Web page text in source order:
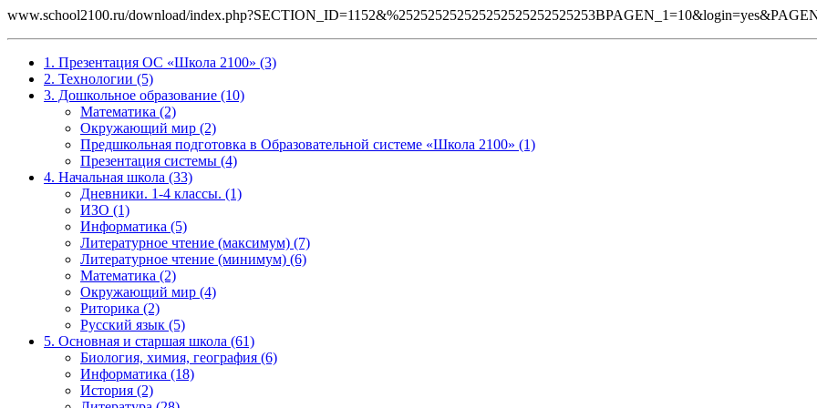
www.school2100.ru/download/
1. Презентация ОС «Школа 2100» (3)
2. Технологии (5)
3. Дошкольное образование (10)
Математика (2)
Окружающий мир (2)
Предшкольная подготовка в Образовательной системе «Школа 2100» (1)
Презентация системы (4)
4. Начальная школа (33)
Дневники. 1-4 классы. (1)
ИЗО (1)
Информатика (5)
Литературное чтение (максимум) (7)
Литературное чтение (минимум) (6)
Математика (2)
Окружающий мир (4)
Риторика (2)
Русский язык (5)
5. Основная и старшая школа (61)
Биология, химия, география (6)
Информатика (18)
История (2)